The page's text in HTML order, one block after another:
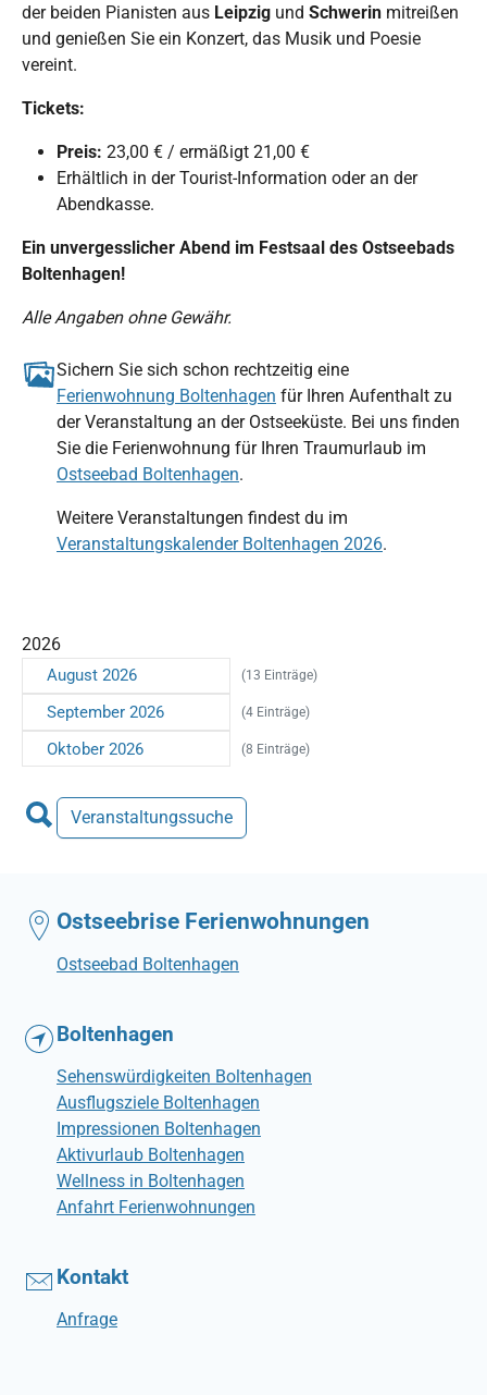
der beiden Pianisten aus Leipzig und Schwerin mitreißen
und genießen Sie ein Konzert, das Musik und Poesie
vereint.
Tickets:
Preis: 23,00 € / ermäßigt 21,00 €
Erhältlich in der Tourist-Information oder an der
Abendkasse.
Ein unvergesslicher Abend im Festsaal des Ostseebads
Boltenhagen!
Alle Angaben ohne Gewähr.
Sichern Sie sich schon rechtzeitig eine
Ferienwohnung Boltenhagen für Ihren Aufenthalt zu
der Veranstaltung an der Ostseeküste. Bei uns finden
Sie die Ferienwohnung für Ihren Traumurlaub im
Ostseebad Boltenhagen.
Weitere Veranstaltungen findest du im
Veranstaltungskalender Boltenhagen 2026.
2026
August 2026 (13 Einträge)
September 2026 (4 Einträge)
Oktober 2026 (8 Einträge)
Veranstaltungssuche
Ostseebrise Ferienwohnungen
Ostseebad Boltenhagen
Boltenhagen
Sehenswürdigkeiten Boltenhagen
Ausflugsziele Boltenhagen
Impressionen Boltenhagen
Aktivurlaub Boltenhagen
Wellness in Boltenhagen
Anfahrt Ferienwohnungen
Kontakt
Anfrage